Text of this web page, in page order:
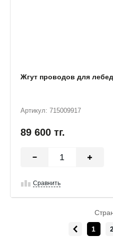
Жгут проводов для
Артикул: 715009917
89 600 тг.
Сравнить
1